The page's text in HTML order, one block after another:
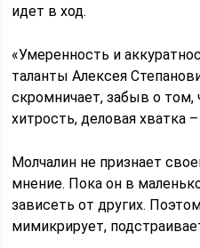
идет в ход.
«Умеренность и
таланты Алексея
скромничает, забыв о том,
хитрость, деловая хватка
Молчалин не признает
мнение. Пока он в
зависеть от других.
мимикрирует,